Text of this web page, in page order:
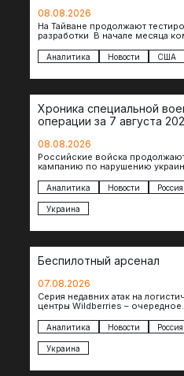
08.08.2026
На Тайване продолжают
разработки В начале месяца
Аналитика Новости США
Хроника специальной
операции за 7 августа
08.08.2026
Российские войска
кампанию по нарушению
сегодня атакованы еще по
два…
Аналитика Новости Россия
Украина
Беспилотный арсенал
07.08.2026
Серия недавних атак на
центры Wildberries – очередное
российского тыла. И суть здесь
Аналитика Новости Россия
Украина